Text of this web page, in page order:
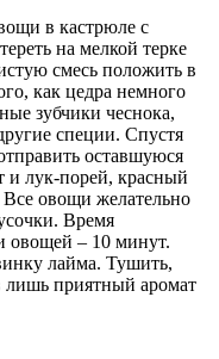
в кастрюле с
на мелкой терке
смесь положить в
как цедра немного
зубчики чеснока,
специи. Спустя
оставшуюся
и лук-порей, красный
Все овощи желательно
Время
овощей – 10 минут.
лайма. Тушить,
лишь приятный аромат